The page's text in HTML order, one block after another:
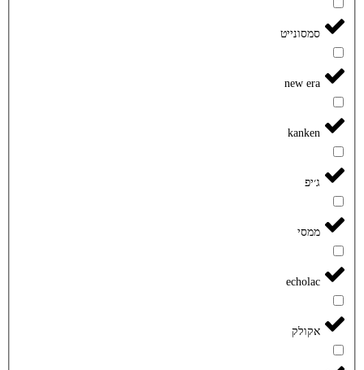
סמסונייט
new era
kanken
ג׳יפ
ממסי
echolac
אקולק